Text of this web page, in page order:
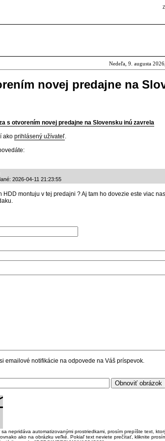
Nedeľa, 9. augusta
novej predajne na
s otvorením novej predajne na Slovensku inú zavrela
ako prihlásený užívateľ.
2026-04-11 21:23:55
HDD montuju v tej predajni ? Aj tam ho dovezie este viac
emailové notifikácie na odpovede na Váš príspevok.
nepridáva automatizovanými prostriedkami, prosím prepíšte text,
ako na obrázku veľké. Pokiaľ text neviete prečítať, kliknite